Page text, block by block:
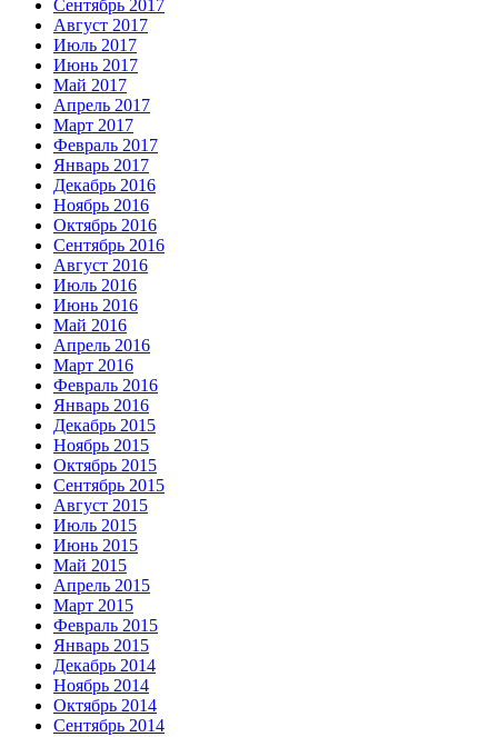
Сентябрь 2017
Август 2017
Июль 2017
Июнь 2017
Май 2017
Апрель 2017
Март 2017
Февраль 2017
Январь 2017
Декабрь 2016
Ноябрь 2016
Октябрь 2016
Сентябрь 2016
Август 2016
Июль 2016
Июнь 2016
Май 2016
Апрель 2016
Март 2016
Февраль 2016
Январь 2016
Декабрь 2015
Ноябрь 2015
Октябрь 2015
Сентябрь 2015
Август 2015
Июль 2015
Июнь 2015
Май 2015
Апрель 2015
Март 2015
Февраль 2015
Январь 2015
Декабрь 2014
Ноябрь 2014
Октябрь 2014
Сентябрь 2014